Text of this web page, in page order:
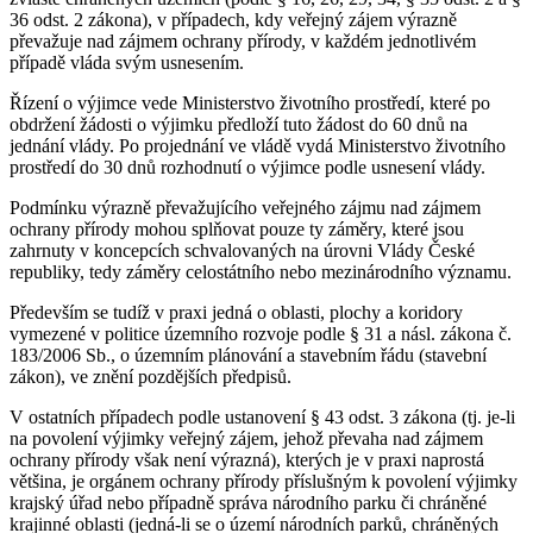
36 odst. 2 zákona), v případech, kdy veřejný zájem výrazně
převažuje nad zájmem ochrany přírody, v každém jednotlivém
případě vláda svým usnesením.
Řízení o výjimce vede Ministerstvo životního prostředí, které po
obdržení žádosti o výjimku předloží tuto žádost do 60 dnů na
jednání vlády. Po projednání ve vládě vydá Ministerstvo životního
prostředí do 30 dnů rozhodnutí o výjimce podle usnesení vlády.
Podmínku výrazně převažujícího veřejného zájmu nad zájmem
ochrany přírody mohou splňovat pouze ty záměry, které jsou
zahrnuty v koncepcích schvalovaných na úrovni Vlády České
republiky, tedy záměry celostátního nebo mezinárodního významu.
Především se tudíž v praxi jedná o oblasti, plochy a koridory
vymezené v politice územního rozvoje podle § 31 a násl. zákona č.
183/2006 Sb., o územním plánování a stavebním řádu (stavební
zákon), ve znění pozdějších předpisů.
V ostatních případech podle ustanovení § 43 odst. 3 zákona (tj. je-li
na povolení výjimky veřejný zájem, jehož převaha nad zájmem
ochrany přírody však není výrazná), kterých je v praxi naprostá
většina, je orgánem ochrany přírody příslušným k povolení výjimky
krajský úřad nebo případně správa národního parku či chráněné
krajinné oblasti (jedná-li se o území národních parků, chráněných